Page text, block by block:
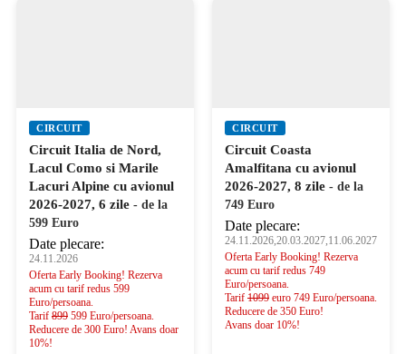
CIRCUIT
Circuit Italia de Nord,
Lacul Como si Marile
Lacuri Alpine cu avionul
2026-2027, 6 zile - de la
599 Euro
Date plecare:
24.11.2026
Oferta Early Booking! Rezerva
acum cu tarif redus 599
Euro/persoana.
Tarif 899 599 Euro/persoana.
Reducere de 300 Euro! Avans doar
10%!
CIRCUIT
Circuit Coasta
Amalfitana cu avionul
2026-2027, 8 zile - de la
749 Euro
Date plecare:
24.11.2026,20.03.2027,11.06.2027
Oferta Early Booking! Rezerva
acum cu tarif redus 749
Euro/persoana.
Tarif 1099 euro 749 Euro/persoana.
Reducere de 350 Euro!
Avans doar 10%!